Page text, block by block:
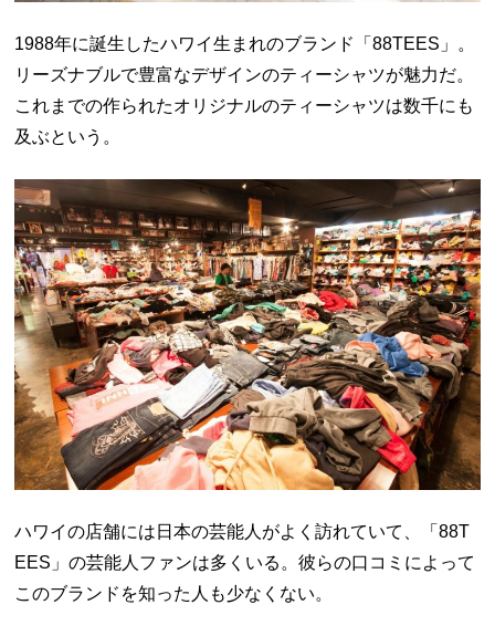
1988年に誕生したハワイ生まれのブランド「88TEES」。
リーズナブルで豊富なデザインのティーシャツが魅力だ。
これまでの作られたオリジナルのティーシャツは数千にも
及ぶという。
ハワイの店舗には日本の芸能人がよく訪れていて、
「88T
EES」の芸能人ファンは多くいる。彼らの口コミによって
このブランドを知った人も少なくない。